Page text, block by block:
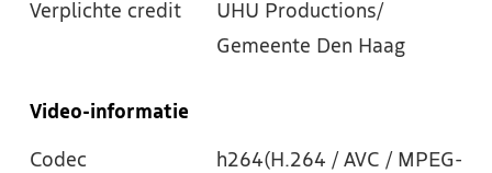
Verplichte credit
UHU Productions/
Gemeente Den Haag
Video-informatie
Codec
h264(H.264 / AVC / MPEG-